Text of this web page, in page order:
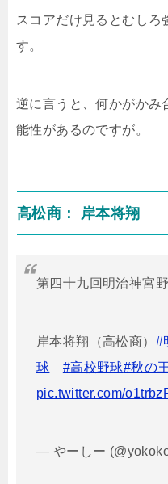
スコアだけ見るとむしろ
す。
逆に言うと、何かがかみ
能性があるのですが。
高松商： 岸本将翔
第四十九回明治神宮
岸本将翔（高松商） #
球
#高校野球#秋の
pic.twitter.com/
— やーしー